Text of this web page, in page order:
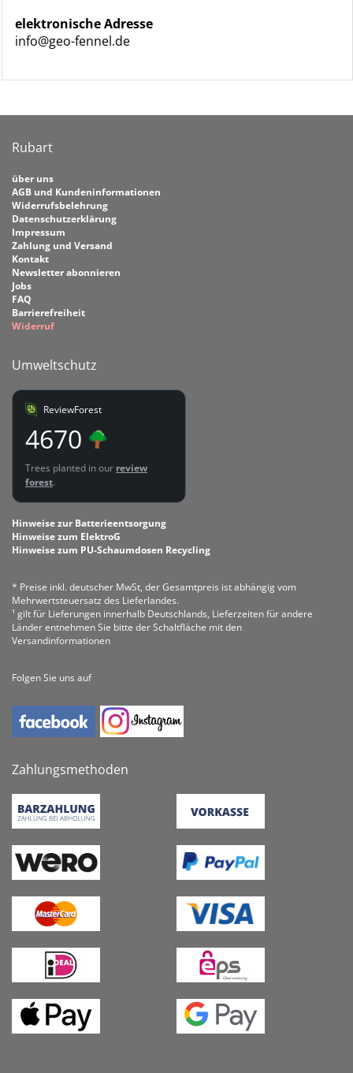
elektronische Adresse
info@geo-fennel.de
Rubart
über uns
AGB und Kundeninformationen
Widerrufsbelehrung
Datenschutzerklärung
Impressum
Zahlung und Versand
Kontakt
Newsletter abonnieren
Jobs
FAQ
Barrierefreiheit
Widerruf
Umweltschutz
ReviewForest
4670
Trees planted in our review
forest.
Hinweise zur Batterieentsorgung
Hinweise zum ElektroG
Hinweise zum PU-Schaumdosen Recycling
* Preise inkl. deutscher MwSt, der Gesamtpreis ist abhängig vom
Mehrwertsteuersatz des Lieferlandes.
¹ gilt für Lieferungen innerhalb Deutschlands, Lieferzeiten für andere
Länder entnehmen Sie bitte der Schaltfläche mit den
Versandinformationen
Folgen Sie uns auf
Zahlungsmethoden